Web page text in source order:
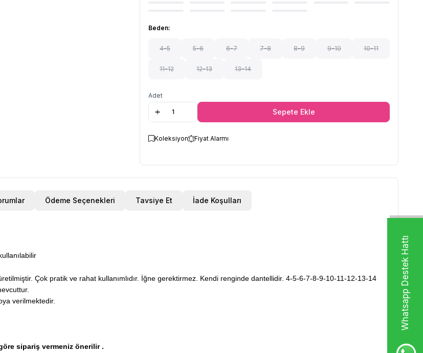
Whatsapp Destek Hattı
Beden:
4-5 5-6 6-7 7-8 8-9 9-10 10-11
11-12 12-13 13-14
Adet
Sepete Ekle
Koleksiyon Fiyat Alarmı
Ödeme Seçenekleri Tavsiye Et İade Koşulları
Çok pratik ve rahat kullanımlıdır. İğne gerektirmez. Kendi renginde dantellidir. 4-5-6-7-8-9-10-11-12-13-14
verilmektedir.
sipariş vermeniz önerilir .